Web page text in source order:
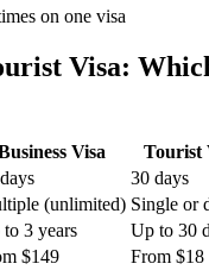
on one visa
Visa:
Visa
Tourist
30 days
(unlimited) Single or
3 years
Up to 30
$149
From $18